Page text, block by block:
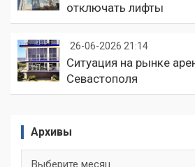
отключать лифты
26-06-2026 21:14
Ситуация на рынке
Севастополя
Архивы